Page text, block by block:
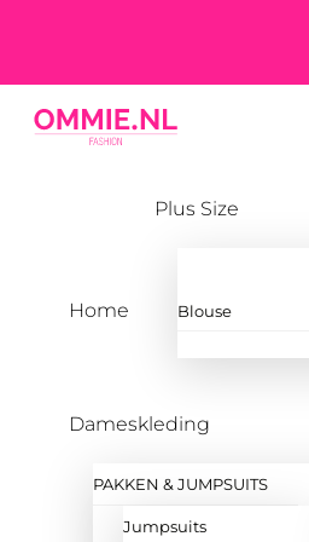
content
Home
Plus Size
Blouse
Dameskleding
PAKKEN & JUMPSUITS
Jumpsuits